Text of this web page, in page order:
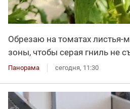
Обрезаю на томатах листья-
зоны, чтобы серая гниль не
Панорама сегодня, 11:30